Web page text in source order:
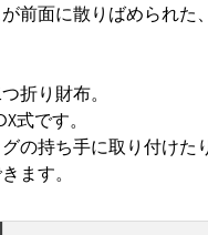
前面に散りばめられた
折り財布。
式です。
の持ち手に取り付けた
ます。